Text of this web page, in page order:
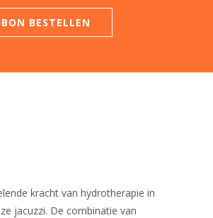
Massage
BESTELLEN
kracht van hydrotherapie in
jacuzzi. De combinatie van